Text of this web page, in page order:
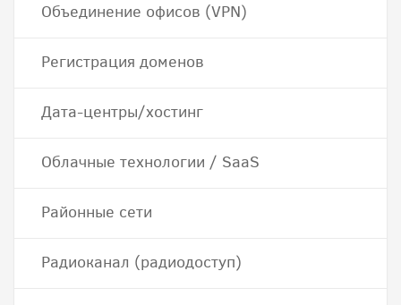
Объединение офисов (VPN)
Регистрация доменов
Дата-центры/хостинг
Облачные технологии / SaaS
Районные сети
Радиоканал (радиодоступ)